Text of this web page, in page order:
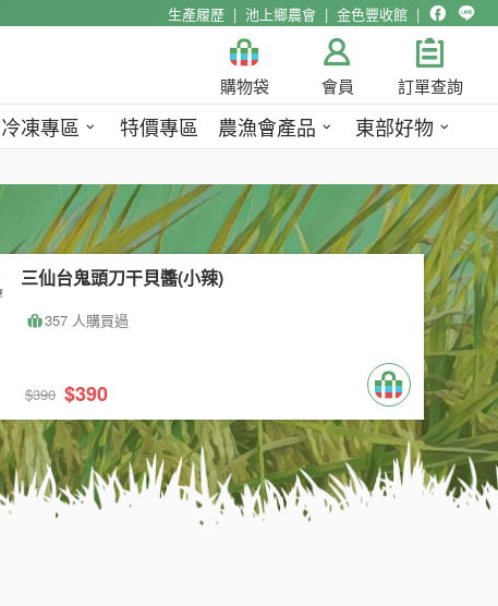
生產履歷 池上鄉農會 金色豐收館
購物袋 會員 訂單查詢
冷凍專區 特價專區 農漁會產品 東部好物
三仙台鬼頭刀干貝醬(小辣)
357 人購買過
$390 $390